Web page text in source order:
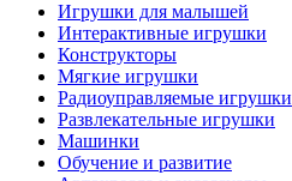
Игрушки для малышей
Интерактивные игрушки
Конструкторы
Мягкие игрушки
Радиоуправляемые игрушки
Развлекательные игрушки
Машинки
Обучение и развитие